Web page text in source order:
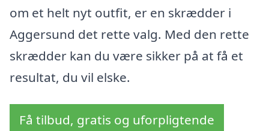
om et helt nyt outfit, er en skrædder i
Aggersund det rette valg. Med den rette
skrædder kan du være sikker på at få et
resultat, du vil elske.
Få tilbud, gratis og uforpligtende